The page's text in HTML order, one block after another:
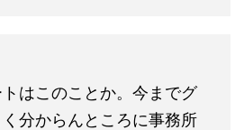
はこのことか。今までグ
分からんところに事務所